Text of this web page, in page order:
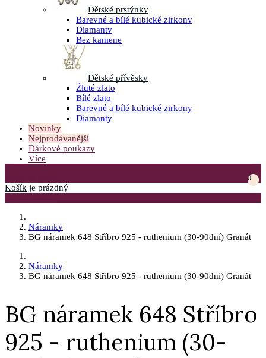
Dětské prstýnky
Barevné a bílé kubické zirkony
Diamanty
Bez kamene
Dětské přívěsky
Žluté zlato
Bílé zlato
Barevné a bílé kubické zirkony
Diamanty
Novinky
Nejprodávanější
Dárkové poukazy
Více
0
Košík je prázdný
Náramky
BG náramek 648 Stříbro 925 - ruthenium (30-90dní) Granát
Náramky
BG náramek 648 Stříbro 925 - ruthenium (30-90dní) Granát
BG náramek 648 Stříbro
925 - ruthenium (30-